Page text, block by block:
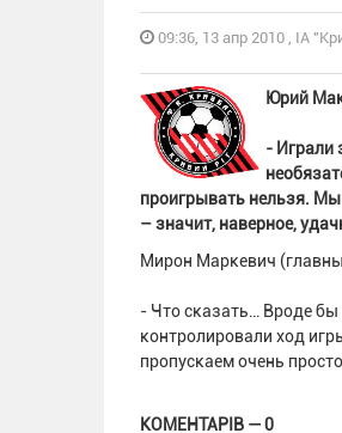
09:36, 13 апр 2010 , ІА
Юрий
- Играли
проигрывать нельзя. Мы
– значит, наверное,
Мирон Маркевич
- Что сказать… Вроде
контролировали ход
пропускаем очень
КОМЕНТАРІВ — 0